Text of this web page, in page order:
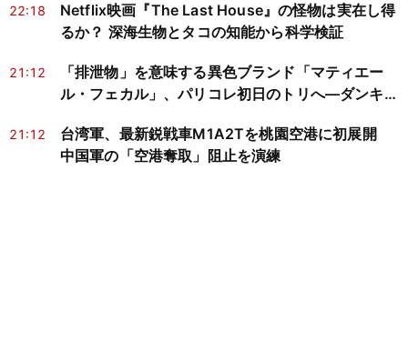
22:18
Netflix映画『The Last House』の怪物は実在し得
るか？ 深海生物とタコの知能から科学検証
21:12
「排泄物」を意味する異色ブランド「マティエー
ル・フェカル」、パリコレ初日のトリへ―ダンキン
21:12
台湾軍、最新鋭戦車M1A2Tを桃園空港に初展開
中国軍の「空港奪取」阻止を演練